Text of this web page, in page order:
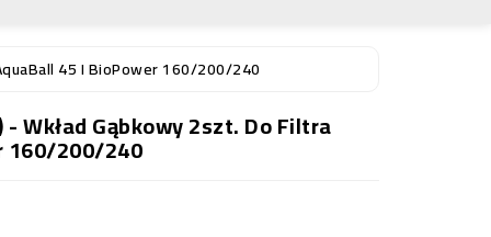
45 I BioPower 160/200/240
- Wkład Gąbkowy 2szt. Do Filtra
160/200/240